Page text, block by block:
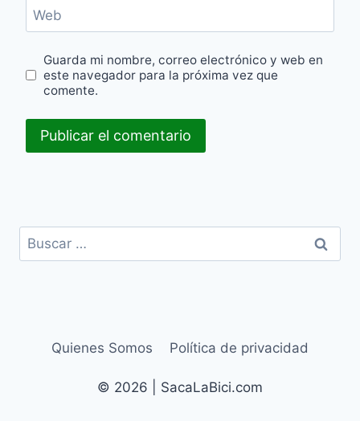
Web
Guarda mi nombre, correo electrónico y web en
este navegador para la próxima vez que
comente.
Buscar:
Quienes Somos Política de privacidad
© 2026 | SacaLaBici.com